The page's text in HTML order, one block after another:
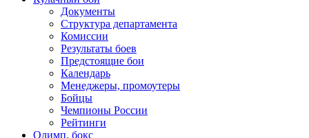
Документы
Структура департамента
Комиссии
Результаты боев
Предстоящие бои
Календарь
Менеджеры, промоутеры
Бойцы
Чемпионы России
Рейтинги
Олимп. бокс